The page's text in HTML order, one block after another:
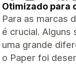
Otimizado para
Para as marcas
é crucial.
uma grande
o Paper foi